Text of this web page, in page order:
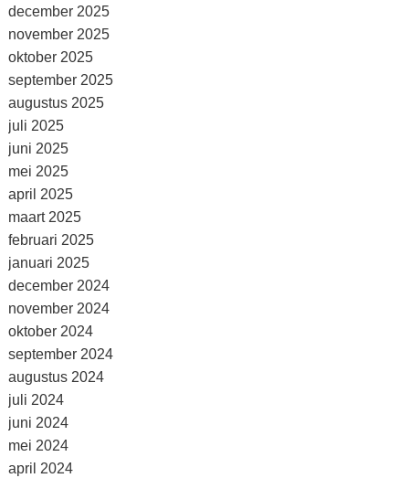
december 2025
november 2025
oktober 2025
september 2025
augustus 2025
juli 2025
juni 2025
mei 2025
april 2025
maart 2025
februari 2025
januari 2025
december 2024
november 2024
oktober 2024
september 2024
augustus 2024
juli 2024
juni 2024
mei 2024
april 2024